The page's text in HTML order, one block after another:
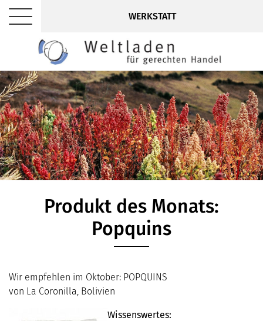
WERKSTATT
Produkt des Monats:
Popquins
Wir empfehlen im Oktober: POPQUINS
von La Coronilla, Bolivien
Wissenswertes: